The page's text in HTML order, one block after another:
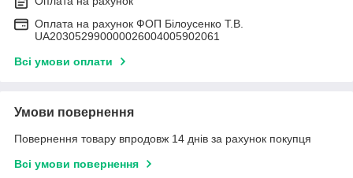
Оплата на рахунок ФОП Білоусенко Т.В.
UA203052990000026004005902061
Всі умови оплати
Умови повернення
Повернення товару впродовж 14 днів за рахунок покупця
Всі умови повернення